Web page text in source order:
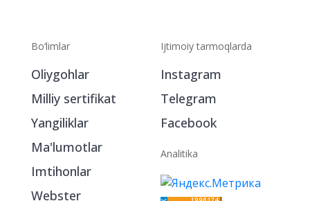
Bo‘limlar
Oliygohlar
Milliy sertifikat
Yangiliklar
Ma'lumotlar
Imtihonlar
Webster
Ijtimoiy tarmoqlarda
Instagram
Telegram
Facebook
Analitika